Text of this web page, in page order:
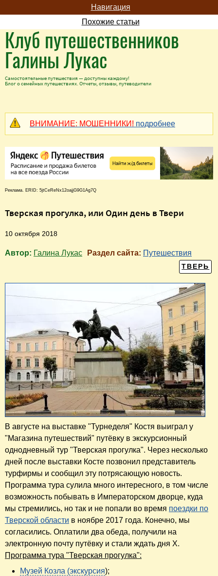
Навигация
Похожие статьи
Клуб путешественников
Галины Лукас
Самостоятельные путешествия — доступны каждому!
Блог о семейных путешествиях. Отчеты, отзывы, путеводители
ВНИМАНИЕ: МОШЕННИКИ! подробнее
Реклама. ERID: 5jtCeReNx12oajjG9G1Ag7Q
Тверская прогулка, или Один день в Твери
10 октября 2018
Автор: Галина Лукас Раздел сайта: Путешествия
ТВЕРЬ
В августе на выставке "Турнеделя" Костя выиграл у
"Магазина путешествий" путёвку в экскурсионный
однодневный тур "Тверская прогулка". Через несколько
дней после выставки Косте позвонил представитель
турфирмы и сообщил эту потрясающую новость.
Программа тура сулила много интересного, в том числе
возможность побывать в Императорском дворце, куда
мы стремились, но так и не попали во время поездки по
Тверской области в ноябре 2017 года. Конечно, мы
согласились. Оплатили два обеда, получили на
электронную почту путёвку и стали ждать дня Х.
Программа тура "Тверская прогулка":
Музей Козла (экскурсия);